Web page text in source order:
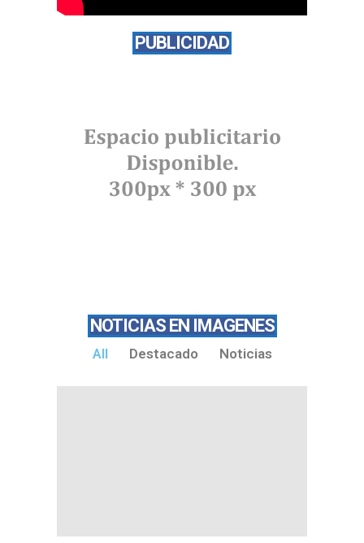
PUBLICIDAD
NOTICIAS EN IMAGENES
All Destacado Noticias